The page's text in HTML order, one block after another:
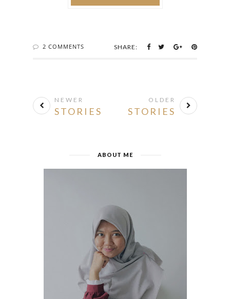
2 COMMENTS SHARE:
NEWER
STORIES
OLDER
STORIES
ABOUT ME